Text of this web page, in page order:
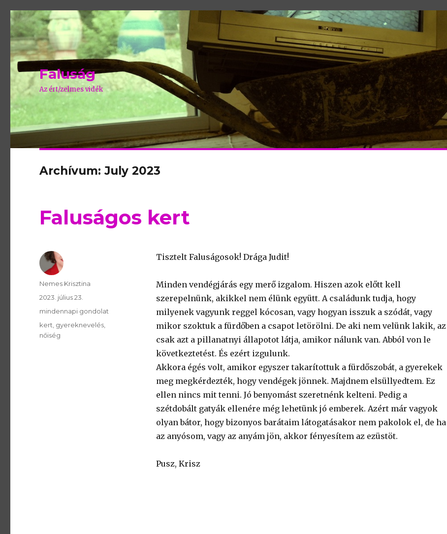
Faluság
Az ért/zelmes vidék
Archívum: July 2023
Faluságos kert
Tisztelt Faluságosok! Drága Judit!
Minden vendégjárás egy merő izgalom. Hiszen azok előtt kell
szerepelnünk, akikkel nem élünk együtt. A családunk tudja, hogy
milyenek vagyunk reggel kócosan, vagy hogyan isszuk a szódát, vagy
mikor szoktuk a fürdőben a csapot letörölni. De aki nem velünk lakik, az
csak azt a pillanatnyi állapotot látja, amikor nálunk van. Abból von le
következtetést. És ezért izgulunk.
Akkora égés volt, amikor egyszer takarítottuk a fürdőszobát, a gyerekek
meg megkérdezték, hogy vendégek jönnek. Majdnem elsüllyedtem. Ez
ellen nincs mit tenni. Jó benyomást szeretnénk kelteni. Pedig a
szétdobált gatyák ellenére még lehetünk jó emberek. Azért már vagyok
olyan bátor, hogy bizonyos barátaim látogatásakor nem pakolok el, de ha
az anyósom, vagy az anyám jön, akkor fényesítem az ezüstöt.
Pusz, Krisz
Szerző
Nemes Krisztina
Publikálva
2023. július 23.
Témakör
mindennapi gondolat
Kulcsszavak
kert gyereknevelés
nőiség